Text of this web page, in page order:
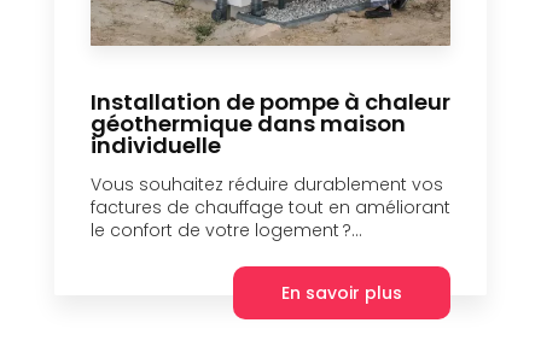
Installation de pompe à chaleur
géothermique dans maison
individuelle
Vous souhaitez réduire durablement vos
factures de chauffage tout en améliorant
le confort de votre logement ?...
En savoir plus